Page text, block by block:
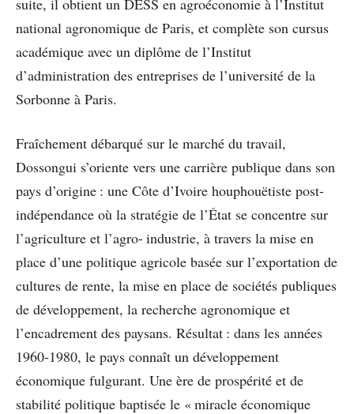
national agronomique de Paris, et complète son cursus
académique avec un diplôme de l’Institut
d’administration des entreprises de l’université de la
Sorbonne à Paris.
Fraîchement débarqué sur le marché du travail,
Dossongui s’oriente vers une carrière publique dans son
pays d’origine : une Côte d’Ivoire houphouëtiste post-
indépendance où la stratégie de l’État se concentre sur
l’agriculture et l’agro- industrie, à travers la mise en
place d’une politique agricole basée sur l’exportation de
cultures de rente, la mise en place de sociétés publiques
de développement, la recherche agronomique et
l’encadrement des paysans. Résultat : dans les années
1960-1980, le pays connaît un développement
économique fulgurant. Une ère de prospérité et de
stabilité politique baptisée le « miracle économique